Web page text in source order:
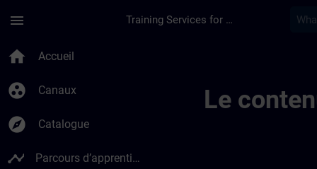
menu Training Services for Digital Industries
home Accueil
group_work Canaux
explore Catalogue
timeline Parcours d’apprentissage
Le